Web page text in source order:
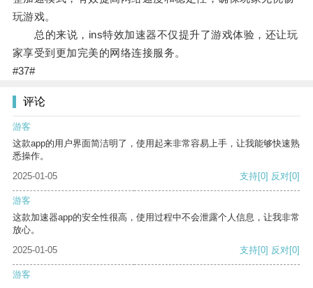
玩游戏。
总的来说，ins特效加速器不仅提升了游戏体验，还让玩
家享受到更加完美的网络连接服务。
#37#
评论
游客
这款app的用户界面简洁明了，使用起来非常容易上手，让我能够快速熟
悉操作。
2025-01-05
支持[0] 反对[0]
游客
这款加速器app的安全性很高，使用过程中不会泄露个人信息，让我非常
放心。
2025-01-05
支持[0] 反对[0]
游客